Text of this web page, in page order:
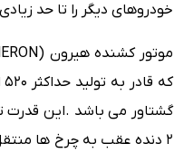
خودروهای دیگر را تا حد
2 دنده عقب به چرخ ها